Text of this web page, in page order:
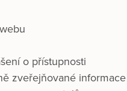
o přístupnosti
zveřejňované informace